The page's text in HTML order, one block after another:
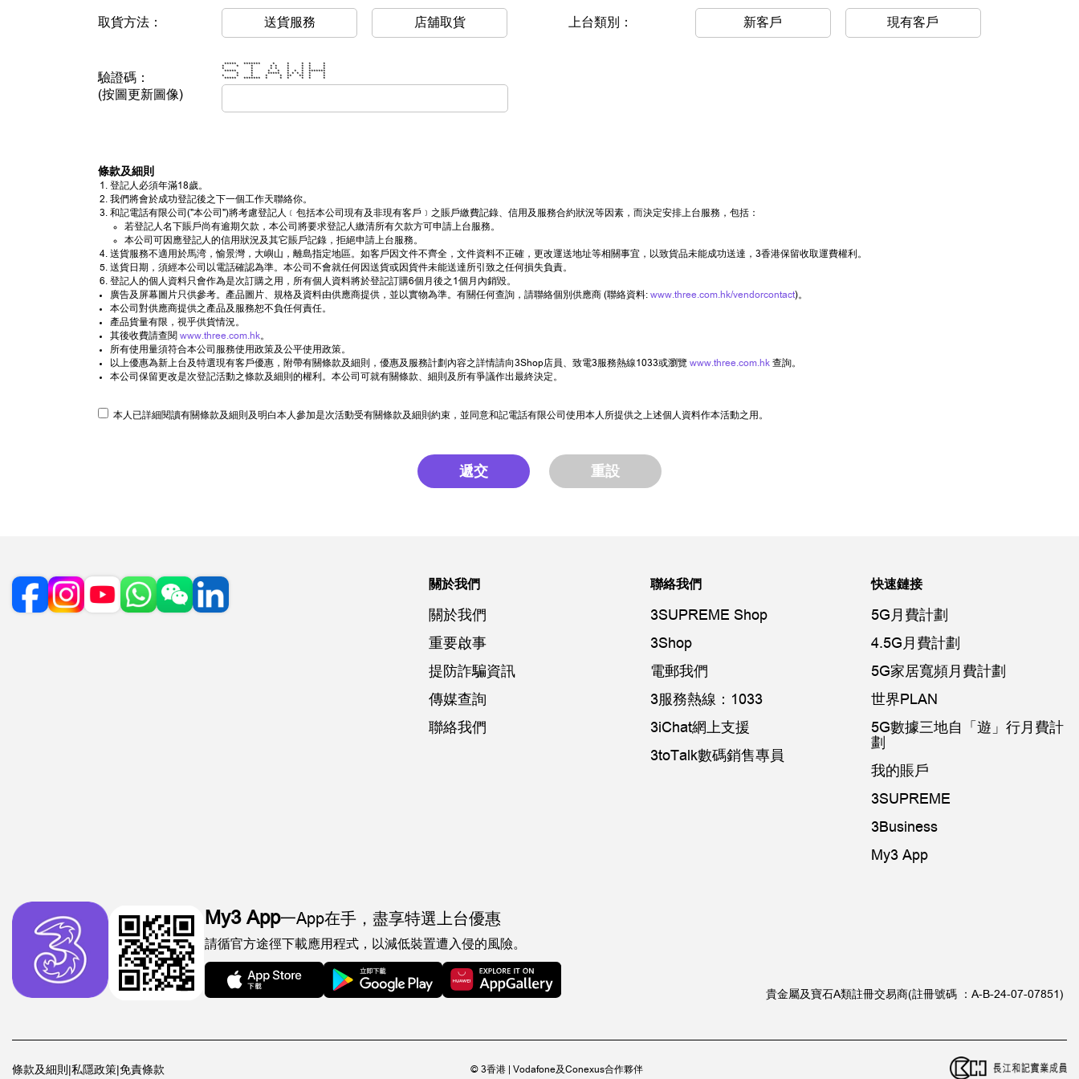
取貨方法： 送貨服務 店舖取貨 上台類別： 新客戶 現有客戶
驗證碼：
(按圖更新圖像)
***** ******* * * * * *
* * * * * * * * *
* * * * * * * *
***** * * * * * * *******
* * ***** * * * * * *
* * * * * ** ** * *
***** ******* * * * * * *
條款及細則
登記人必須年滿18歲。
我們將會於成功登記後之下一個工作天聯絡你。
和記電話有限公司("本公司")將考慮登記人﹝包括本公司現有及非現有客戶﹞之賬戶繳費記錄、信用及服務合約狀況等因素，而決定安排上台服務，包括：
若登記人名下賬戶尚有逾期欠款，本公司將要求登記人繳清所有欠款方可申請上台服務。
本公司可因應登記人的信用狀況及其它賬戶記錄，拒絕申請上台服務。
送貨服務不適用於馬湾，愉景灣，大嶼山，離島指定地區。如客戶因文件不齊全，文件資料不正確，更改運送地址等相關事宜，以致貨品未能成功送達，3香港保留收取運費權利。
送貨日期，須經本公司以電話確認為準。本公司不會就任何因送貨或因貨件未能送達所引致之任何損失負責。
登記人的個人資料只會作為是次訂購之用，所有個人資料將於登記訂購6個月後之1個月內銷毀。
廣告及屏幕圖片只供參考。產品圖片、規格及資料由供應商提供，並以實物為準。有關任何查詢，請聯絡個別供應商 (聯絡資料: www.three.com.hk/vendorcontact)。
本公司對供應商提供之產品及服務恕不負任何責任。
產品貨量有限，視乎供貨情況。
其後收費請查閱 www.three.com.hk。
所有使用量須符合本公司服務使用政策及公平使用政策。
以上優惠為新上台及特選現有客戶優惠，附帶有關條款及細則，優惠及服務計劃內容之詳情請向3Shop店員、致電3服務熱線1033或瀏覽 www.three.com.hk 查詢。
本公司保留更改是次登記活動之條款及細則的權利。本公司可就有關條款、細則及所有爭議作出最終決定。
本人已詳細閱讀有關條款及細則及明白本人參加是次活動受有關條款及細則約束，並同意和記電話有限公司使用本人所提供之上述個人資料作本活動之用。
遞交 重設
關於我們
關於我們
重要啟事
提防詐騙資訊
傳媒查詢
聯絡我們
聯絡我們
3SUPREME Shop
3Shop
電郵我們
3服務熱線：1033
3iChat網上支援
3toTalk數碼銷售專員
快速鏈接
5G月費計劃
4.5G月費計劃
5G家居寬頻月費計劃
世界PLAN
5G數據三地自「遊」行月費計
劃
我的賬戶
3SUPREME
3Business
My3 App
My3 App一App在手， 盡享特選上台優惠
請循官方途徑下載應用程式，以減低裝置遭入侵的風險。
貴金屬及寶石A類註冊交易商(註冊號碼 ：A-B-24-07-07851)
條款及細則 |私隱政策|免責條款 © 3香港 | Vodafone及Conexus合作夥伴